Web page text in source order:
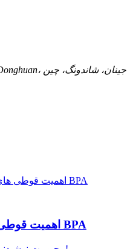
C-1304، میدان بین المللی Donghuan، جینان، شاندونگ، چین
اهمیت قوطی های آلومینیومی بدون BPA